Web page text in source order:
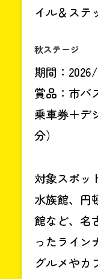
イル＆ステ
秋ステージ
期間：
賞品：市バ
乗車券＋デ
分）
対象スポッ
水族館、円
館など、名
ったライン
グルメやカ